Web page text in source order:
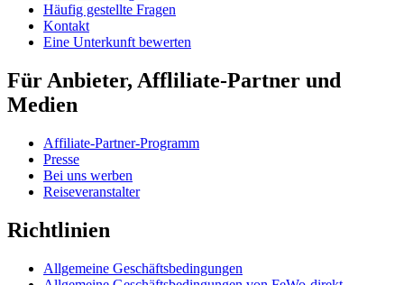
Häufig gestellte Fragen
Kontakt
Eine Unterkunft bewerten
Für Anbieter, Affliliate-Partner und
Medien
Affiliate-Partner-Programm
Presse
Bei uns werben
Reiseveranstalter
Richtlinien
Allgemeine Geschäftsbedingungen